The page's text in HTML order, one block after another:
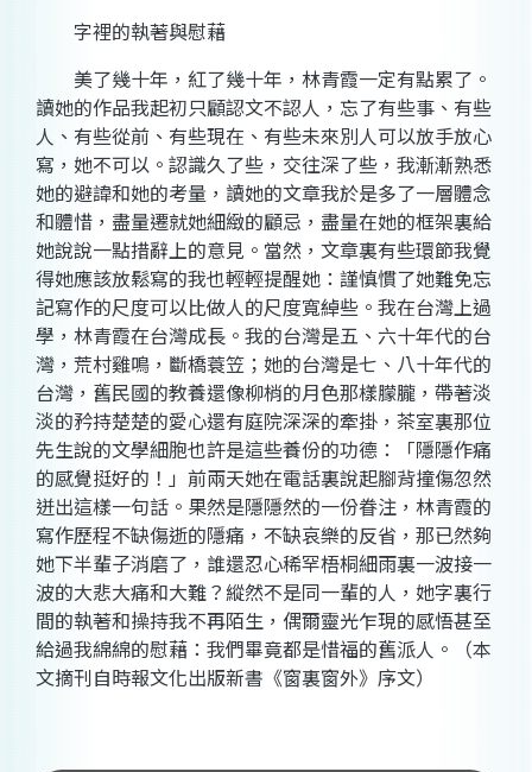
字裡的執著與慰藉
美了幾十年，紅了幾十年，林青霞一定有點累了。
讀她的作品我起初只顧認文不認人，忘了有些事、有些
人、有些從前、有些現在、有些未來別人可以放手放心
寫，她不可以。認識久了些，交往深了些，我漸漸熟悉
她的避諱和她的考量，讀她的文章我於是多了一層體念
和體惜，盡量遷就她細緻的顧忌，盡量在她的框架裏給
她說說一點措辭上的意見。當然，文章裏有些環節我覺
得她應該放鬆寫的我也輕輕提醒她：謹慎慣了她難免忘
記寫作的尺度可以比做人的尺度寬綽些。我在台灣上過
學，林青霞在台灣成長。我的台灣是五、六十年代的台
灣，荒村雞鳴，斷橋蓑笠；她的台灣是七、八十年代的
台灣，舊民國的教養還像柳梢的月色那樣朦朧，帶著淡
淡的矜持楚楚的愛心還有庭院深深的牽掛，茶室裏那位
先生說的文學細胞也許是這些養份的功德：「隱隱作痛
的感覺挺好的！」前兩天她在電話裏說起腳背撞傷忽然
迸出這樣一句話。果然是隱隱然的一份眷注，林青霞的
寫作歷程不缺傷逝的隱痛，不缺哀樂的反省，那已然夠
她下半輩子消磨了，誰還忍心稀罕梧桐細雨裏一波接一
波的大悲大痛和大難？縱然不是同一輩的人，她字裏行
間的執著和操持我不再陌生，偶爾靈光乍現的感悟甚至
給過我綿綿的慰藉：我們畢竟都是惜福的舊派人。（本
文摘刊自時報文化出版新書《窗裏窗外》序文）